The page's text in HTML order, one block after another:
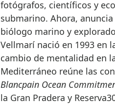
fotógrafos, científicos y
submarino. Ahora,
biólogo marino y
Vellmarí nació en 1993 en
cambio de mentalidad en
Mediterráneo reúne las
Blancpain Ocean
la Gran Pradera y